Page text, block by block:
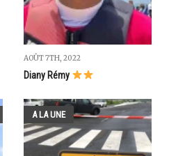
AOÛT 7TH, 2022
Diany Rémy
A LA UNE